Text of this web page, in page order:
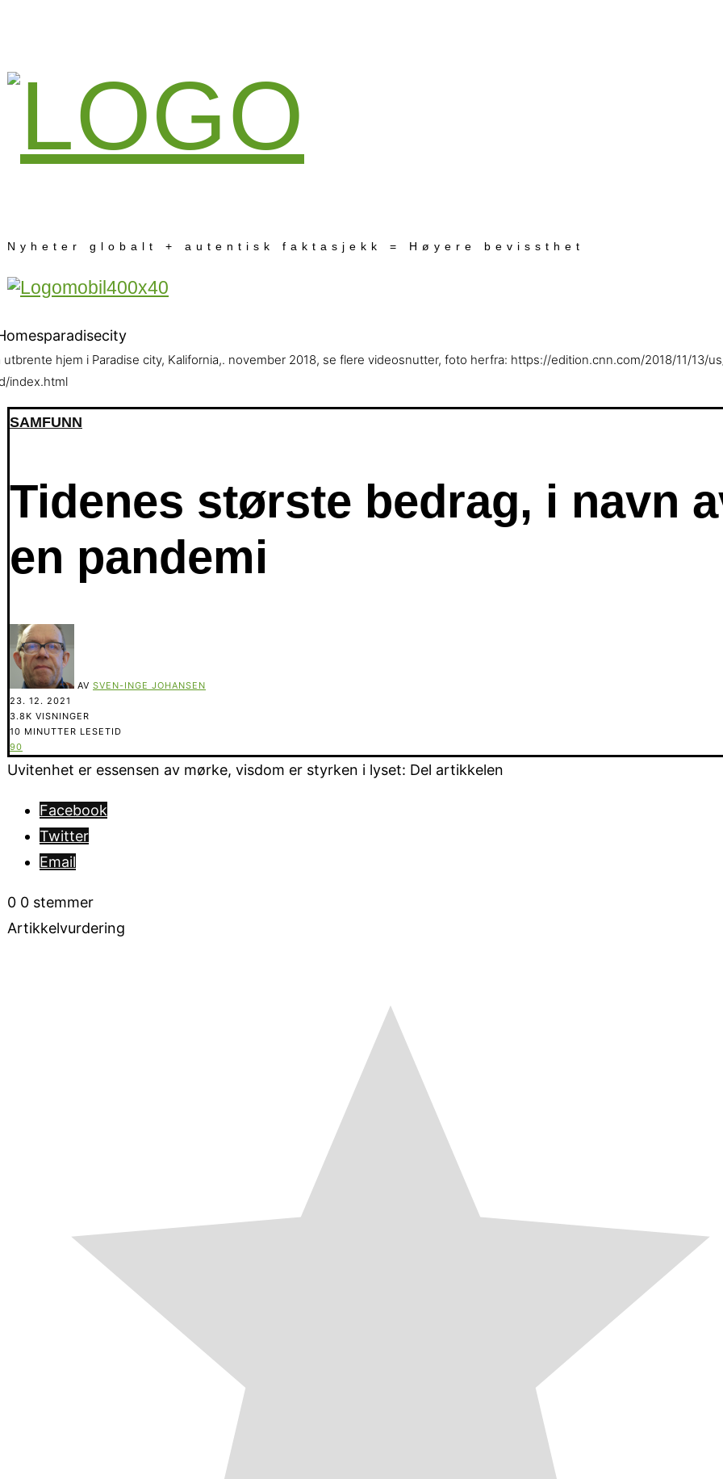
Nyheter globalt + autentisk faktasjekk = Høyere bevissthet
utbrente hjem i Paradise city, Kalifornia,. november 2018, se flere videosnutter, foto herfra: https://edition.cnn.com/2018/11/
index.html
SAMFUNN
Tidenes største bedrag, i navn
en pandemi
AV SVEN-INGE JOHANSEN
23. 12. 2021
3.8K VISNINGER
10 MINUTTER LESETID
90
Uvitenhet er essensen av mørke, visdom er styrken i lyset: Del artikkelen
Facebook
Twitter
Email
0 0 stemmer
Artikkelvurdering